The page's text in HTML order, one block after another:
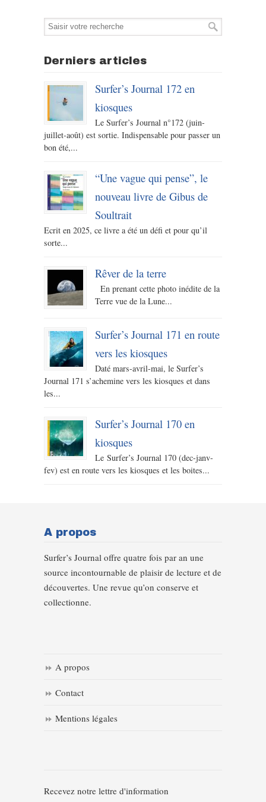
Derniers articles
Surfer’s Journal 172 en
kiosques
Le Surfer’s Journal n°172 (juin-
juillet-août) est sortie. Indispensable pour passer un
bon été,...
“Une vague qui pense”, le
nouveau livre de Gibus de
Soultrait
Ecrit en 2025, ce livre a été un défi et pour qu’il
sorte...
Rêver de la terre
En prenant cette photo inédite de la
Terre vue de la Lune...
Surfer’s Journal 171 en route
vers les kiosques
Daté mars-avril-mai, le Surfer’s
Journal 171 s’achemine vers les kiosques et dans
les...
Surfer’s Journal 170 en
kiosques
Le Surfer’s Journal 170 (dec-janv-
fev) est en route vers les kiosques et les boites...
A propos
Surfer’s Journal offre quatre fois par an une
source incontournable de plaisir de lecture et de
découvertes. Une revue qu’on conserve et
collectionne.
A propos
Contact
Mentions légales
Recevez notre lettre d'information